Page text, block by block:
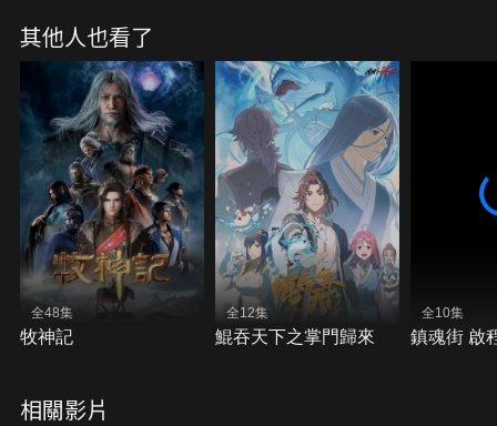
其他人也看了
全48集
牧神記
全12集
鯤吞天下之掌門歸來
全10集
鎮魂街 啟
相關影片